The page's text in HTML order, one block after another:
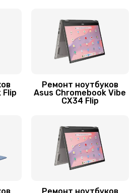
видеочипа
Заказать
Flip
Ремонт ноутбуков
Asus Chromebook Vibe
CX34 Flip
Ремонт ноутбуков